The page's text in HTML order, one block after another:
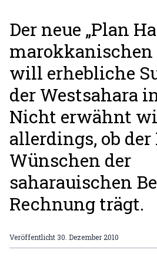
Der neue „Plan
marokkanischen
will erhebliche
der Westsahara
Nicht erwähnt
allerdings, ob der
Wünschen der
saharauischen
Rechnung trägt.
Veröffentlicht 30. Dezember 2010